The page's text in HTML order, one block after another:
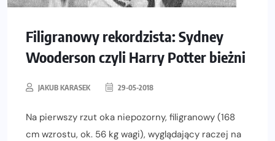
Filigranowy rekordzista: Sydney
Wooderson czyli Harry Potter bieżni
JAKUB KARASEK 29-05-2018
Na pierwszy rzut oka niepozorny, filigranowy (168
cm wzrostu, ok. 56 kg wagi), wyglądający raczej na